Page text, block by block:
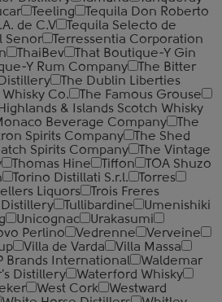
Teeling
Tequila Don Roberto
de C.V
Tequila Selecto de
Senor
Terressentia Corporation
ThaiBev
That Boutique-Y Gin
Y Rum Company
The Bitter
The Dublin Liberties
Whisky Co.
The Famous Grouse
Highlands & Islands Scotch Whisky
Beverage Company
The
Spirits Company
The Shed
Spirits Company
The Vintage
Thomas Hine Tiffon
TOA Shuzo
Torino Distillati S.r.l.
Torres
Liquors
Trois Freres
Distillery Tullibardine
Umenishiki
Unicognac
Urakasumi
Perlino Vedrenne
Verveine
Villa de Varda
Villa Massa
Brands International
Waldemar
Distillery
Waterford Whisky
West Cork
Westward